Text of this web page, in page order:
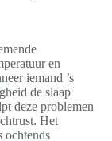
en
iemand ’s
de slaap
deze problemen
Het
ochtends